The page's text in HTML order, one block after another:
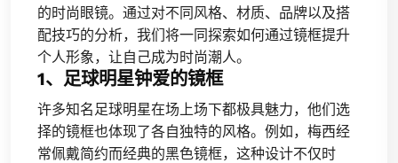
的时尚眼镜。通过对不同风格、材质、品牌以及搭
配技巧的分析，我们将一同探索如何通过镜框提升
个人形象，让自己成为时尚潮人。
1、足球明星钟爱的镜框
许多知名足球明星在场上场下都极具魅力，他们选
择的镜框也体现了各自独特的风格。例如，梅西经
常佩戴简约而经典的黑色镜框，这种设计不仅时